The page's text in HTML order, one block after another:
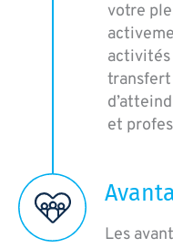
votre
transfert
et
Les